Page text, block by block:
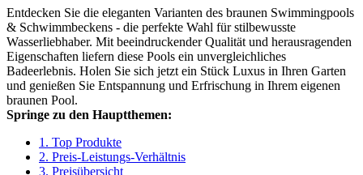
Entdecken Sie die eleganten Varianten des braunen Swimmingpools
& Schwimmbeckens - die perfekte Wahl für stilbewusste
Wasserliebhaber. Mit beeindruckender Qualität und herausragenden
Eigenschaften liefern diese Pools ein unvergleichliches
Badeerlebnis. Holen Sie sich jetzt ein Stück Luxus in Ihren Garten
und genießen Sie Entspannung und Erfrischung in Ihrem eigenen
braunen Pool.
Springe zu den Hauptthemen:
1. Top Produkte
2. Preis-Leistungs-Verhältnis
3. Preisübersicht